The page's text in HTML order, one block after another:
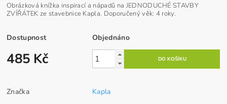
Obrázková knížka inspirací a nápadů na JEDNODUCHÉ STAVBY
ZVÍŘÁTEK ze stavebnice Kapla. Doporučený věk: 4 roky.
Dostupnost Objednáno
485 Kč
Značka
Kapla